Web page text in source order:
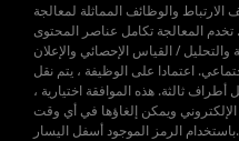
والوظائف المماثلة لمعالجة
تخدم المعالجة تكامل عناصر المحتوى
والتحليل / القياس الإحصائي والإعلان
اعتمادا على الوظيفة ، يتم نقل
ثالثة. هذه الموافقة اختيارية ،
ويمكن إلغاؤها في أي وقت
باستخدام الرمز الموجود أسفل اليسار.